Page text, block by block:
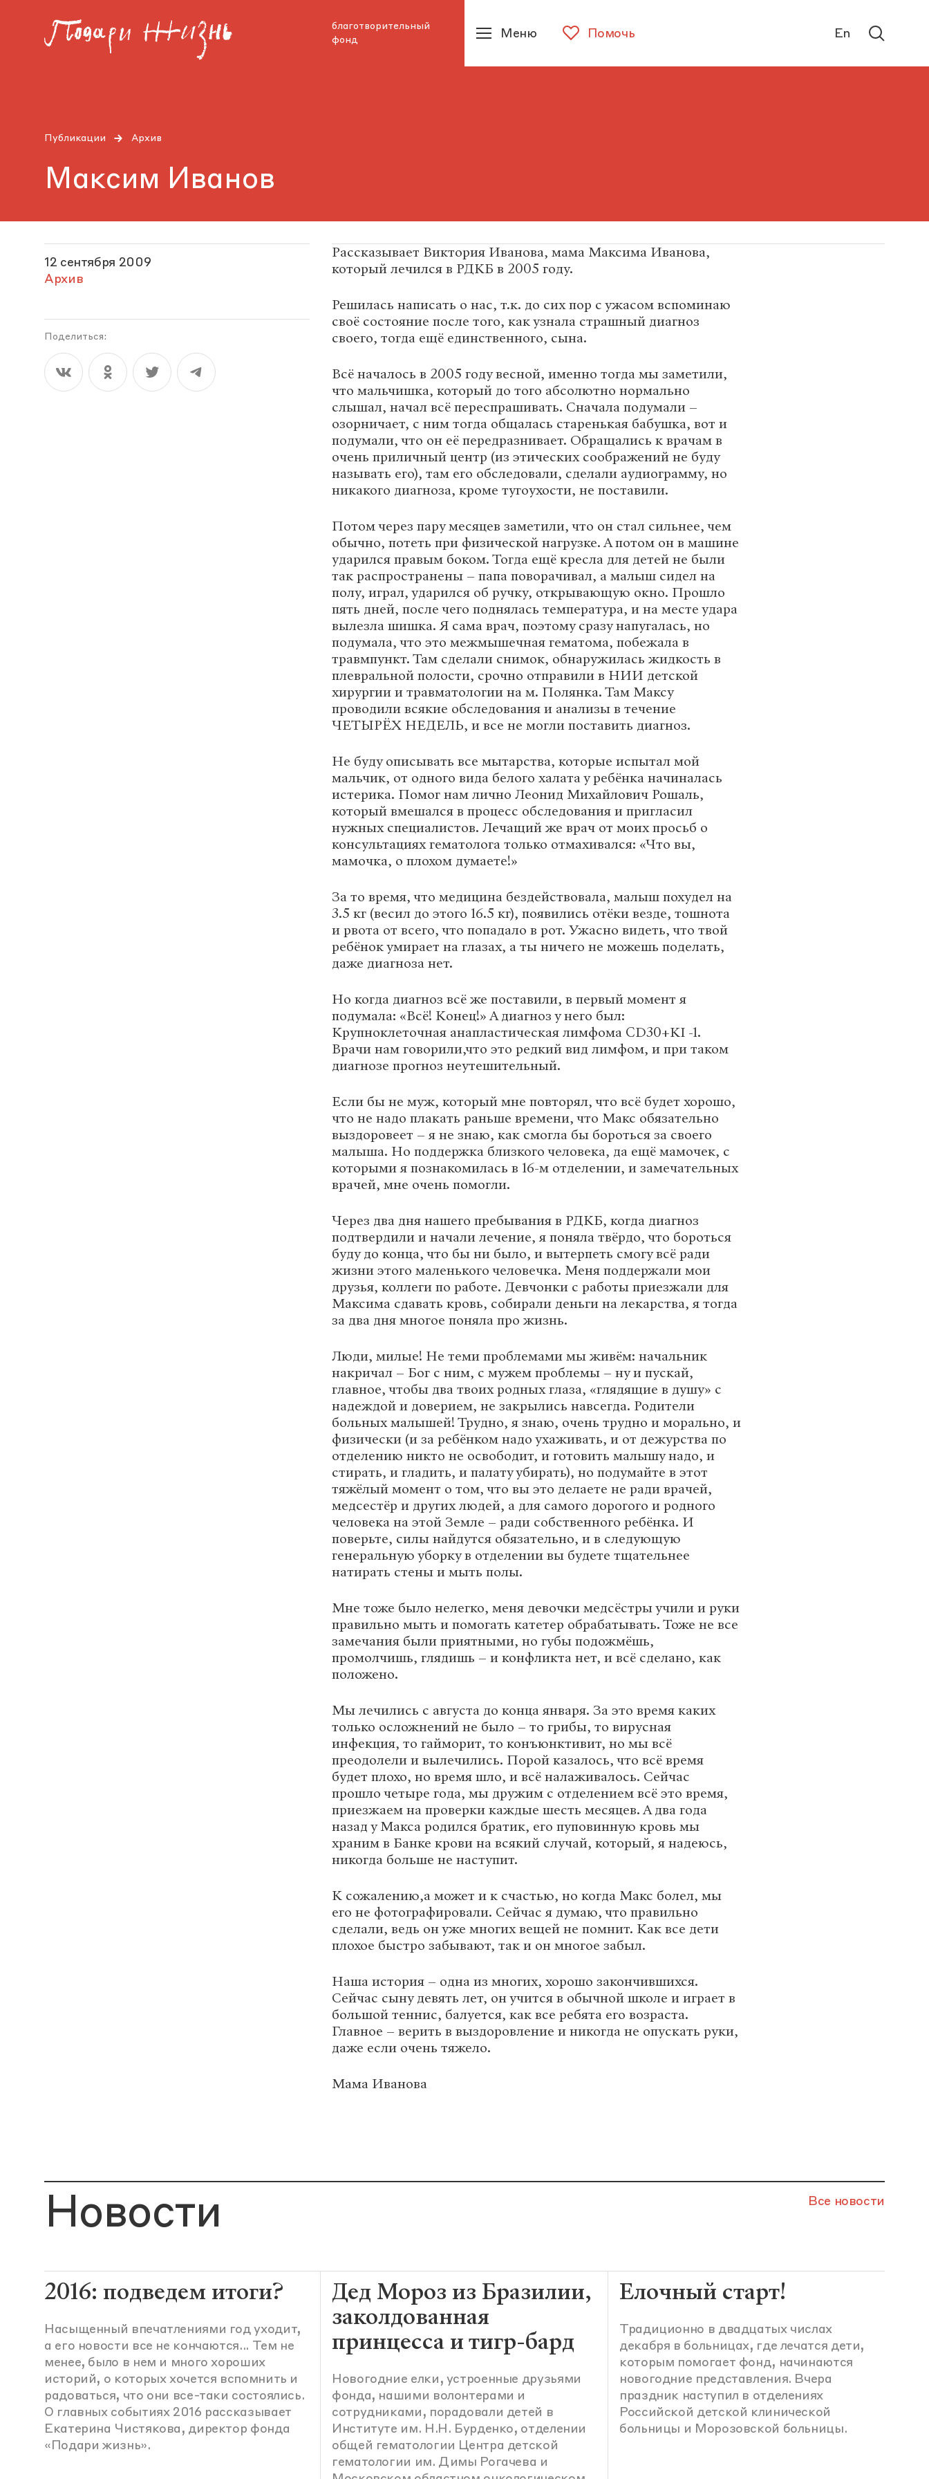
благотворительный
фонд
Помочь
Меню En
Публикации Архив
Максим Иванов
12 сентября 2009
Архив
Поделиться:
Рассказывает Виктория Иванова, мама Максима Иванова,
который лечился в РДКБ в 2005 году.
Решилась написать о нас, т.к. до сих пор с ужасом вспоминаю
своё состояние после того, как узнала страшный диагноз
своего, тогда ещё единственного, сына.
Всё началось в 2005 году весной, именно тогда мы заметили,
что мальчишка, который до того абсолютно нормально
слышал, начал всё переспрашивать. Сначала подумали –
озорничает, с ним тогда общалась старенькая бабушка, вот и
подумали, что он её передразнивает. Обращались к врачам в
очень приличный центр (из этических соображений не буду
называть его), там его обследовали, сделали аудиограмму, но
никакого диагноза, кроме тугоухости, не поставили.
Потом через пару месяцев заметили, что он стал сильнее, чем
обычно, потеть при физической нагрузке. А потом он в машине
ударился правым боком. Тогда ещё кресла для детей не были
так распространены – папа поворачивал, а малыш сидел на
полу, играл, ударился об ручку, открывающую окно. Прошло
пять дней, после чего поднялась температура, и на месте удара
вылезла шишка. Я сама врач, поэтому сразу напугалась, но
подумала, что это межмышечная гематома, побежала в
травмпункт. Там сделали снимок, обнаружилась жидкость в
плевральной полости, срочно отправили в НИИ детской
хирургии и травматологии на м. Полянка. Там Максу
проводили всякие обследования и анализы в течение
ЧЕТЫРЁХ НЕДЕЛЬ, и все не могли поставить диагноз.
Не буду описывать все мытарства, которые испытал мой
мальчик, от одного вида белого халата у ребёнка начиналась
истерика. Помог нам лично Леонид Михайлович Рошаль,
который вмешался в процесс обследования и пригласил
нужных специалистов. Лечащий же врач от моих просьб о
консультациях гематолога только отмахивался: «Что вы,
мамочка, о плохом думаете!»
За то время, что медицина бездействовала, малыш похудел на
3.5 кг (весил до этого 16.5 кг), появились отёки везде, тошнота
и рвота от всего, что попадало в рот. Ужасно видеть, что твой
ребёнок умирает на глазах, а ты ничего не можешь поделать,
даже диагноза нет.
Но когда диагноз всё же поставили, в первый момент я
подумала: «Всё! Конец!» А диагноз у него был:
Крупноклеточная анапластическая лимфома CD30+KI -1.
Врачи нам говорили,что это редкий вид лимфом, и при таком
диагнозе прогноз неутешительный.
Если бы не муж, который мне повторял, что всё будет хорошо,
что не надо плакать раньше времени, что Макс обязательно
выздоровеет – я не знаю, как смогла бы бороться за своего
малыша. Но поддержка близкого человека, да ещё мамочек, с
которыми я познакомилась в 16-м отделении, и замечательных
врачей, мне очень помогли.
Через два дня нашего пребывания в РДКБ, когда диагноз
подтвердили и начали лечение, я поняла твёрдо, что бороться
буду до конца, что бы ни было, и вытерпеть смогу всё ради
жизни этого маленького человечка. Меня поддержали мои
друзья, коллеги по работе. Девчонки с работы приезжали для
Максима сдавать кровь, собирали деньги на лекарства, я тогда
за два дня многое поняла про жизнь.
Люди, милые! Не теми проблемами мы живём: начальник
накричал – Бог с ним, с мужем проблемы – ну и пускай,
главное, чтобы два твоих родных глаза, «глядящие в душу» с
надеждой и доверием, не закрылись навсегда. Родители
больных малышей! Трудно, я знаю, очень трудно и морально, и
физически (и за ребёнком надо ухаживать, и от дежурства по
отделению никто не освободит, и готовить малышу надо, и
стирать, и гладить, и палату убирать), но подумайте в этот
тяжёлый момент о том, что вы это делаете не ради врачей,
медсестёр и других людей, а для самого дорогого и родного
человека на этой Земле – ради собственного ребёнка. И
поверьте, силы найдутся обязательно, и в следующую
генеральную уборку в отделении вы будете тщательнее
натирать стены и мыть полы.
Мне тоже было нелегко, меня девочки медсёстры учили и руки
правильно мыть и помогать катетер обрабатывать. Тоже не все
замечания были приятными, но губы подожмёшь,
промолчишь, глядишь – и конфликта нет, и всё сделано, как
положено.
Мы лечились с августа до конца января. За это время каких
только осложнений не было – то грибы, то вирусная
инфекция, то гайморит, то конъюнктивит, но мы всё
преодолели и вылечились. Порой казалось, что всё время
будет плохо, но время шло, и всё налаживалось. Сейчас
прошло четыре года, мы дружим с отделением всё это время,
приезжаем на проверки каждые шесть месяцев. А два года
назад у Макса родился братик, его пуповинную кровь мы
храним в Банке крови на всякий случай, который, я надеюсь,
никогда больше не наступит.
К сожалению,а может и к счастью, но когда Макс болел, мы
его не фотографировали. Сейчас я думаю, что правильно
сделали, ведь он уже многих вещей не помнит. Как все дети
плохое быстро забывают, так и он многое забыл.
Наша история – одна из многих, хорошо закончившихся.
Сейчас сыну девять лет, он учится в обычной школе и играет в
большой теннис, балуется, как все ребята его возраста.
Главное – верить в выздоровление и никогда не опускать руки,
даже если очень тяжело.
Мама Иванова
Новости Все новости
2016: подведем итоги?
Насыщенный впечатлениями год уходит,
а его новости все не кончаются... Тем не
менее, было в нем и много хороших
историй, о которых хочется вспомнить и
радоваться, что они все-таки состоялись.
О главных событиях 2016 рассказывает
Екатерина Чистякова, директор фонда
«Подари жизнь».
Дед Мороз из Бразилии,
заколдованная
принцесса и тигр-бард
Новогодние елки, устроенные друзьями
фонда, нашими волонтерами и
сотрудниками, порадовали детей в
Институте им. Н.Н. Бурденко, отделении
общей гематологии Центра детской
гематологии им. Димы Рогачева и
Елочный старт!
Традиционно в двадцатых числах
декабря в больницах, где лечатся дети,
которым помогает фонд, начинаются
новогодние представления. Вчера
праздник наступил в отделениях
Российской детской клинической
больницы и Морозовской больницы.